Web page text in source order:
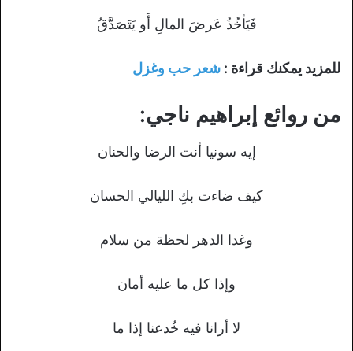
فَيَأخُذُ عَرضَ المالِ أَو يَتَصَدَّقُ
للمزيد يمكنك قراءة : شعر حب وغزل
من روائع إبراهيم ناجي:
إيه سونيا أنت الرضا والحنان
كيف ضاءت بكِ الليالي الحسان
وغدا الدهر لحظة من سلام
وإذا كل ما عليه أمان
لا أرانا فيه خُدعنا إذا ما